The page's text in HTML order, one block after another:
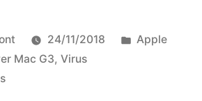
24/11/2018
Publié
Apple
Mac G3, Virus
sur